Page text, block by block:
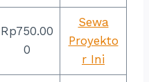
Rp750.00
0
Sewa
Proyekto
r Ini